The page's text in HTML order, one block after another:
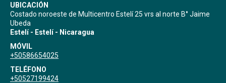
UBICACIÓN
Costado noroeste de Multicentro Estelí 25 vrs al norte B° Jaime
Ubeda
Estelí - Estelí - Nicaragua
MÓVIL
+50586654025
TELÉFONO
+50527199424